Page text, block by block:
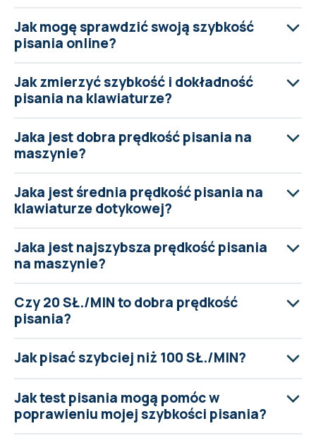
Jak mogę sprawdzić swoją szybkość
pisania online?
Jak zmierzyć szybkość i dokładność
pisania na klawiaturze?
Jaka jest dobra prędkość pisania na
maszynie?
Jaka jest średnia prędkość pisania na
klawiaturze dotykowej?
Jaka jest najszybsza prędkość pisania
na maszynie?
Czy 20 SŁ./MIN to dobra prędkość
pisania?
Jak pisać szybciej niż 100 SŁ./MIN?
Jak test pisania mogą pomóc w
poprawieniu mojej szybkości pisania?